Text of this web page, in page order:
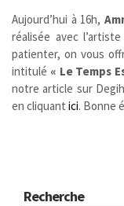
Aujourd’hui à 16h,
réalisée avec l’artiste
patienter, on vous
intitulé « Le Temps
notre article sur
en cliquant ici. Bonne
Recherche